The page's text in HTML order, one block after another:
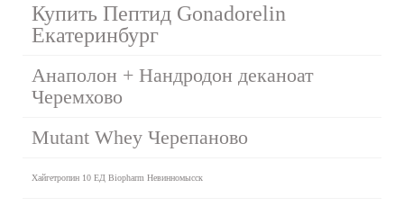
Купить Пептид Gonadorelin
Екатеринбург
Анаполон + Нандродон деканоат
Черемхово
Mutant Whey Черепаново
Хайгетропин 10 ЕД Biopharm Невинномысск